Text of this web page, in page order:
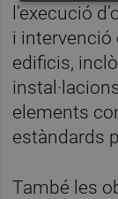
l’execució
i intervenció
edificis,
elements
estàndards
També les